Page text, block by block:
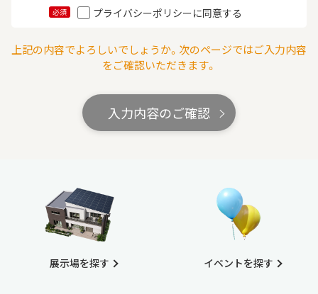
必須 プライバシーポリシーに同意する
上記の内容でよろしいでしょうか。次のページではご入力内容
をご確認いただきます。
入力内容のご確認
展示場を探す イベントを探す